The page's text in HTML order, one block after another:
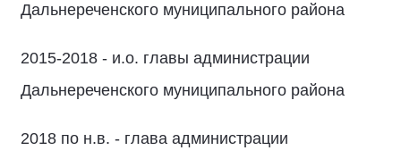
Дальнереченского муниципального района
2015-2018 - и.о. главы администрации
Дальнереченского муниципального района
2018 по н.в. - глава администрации